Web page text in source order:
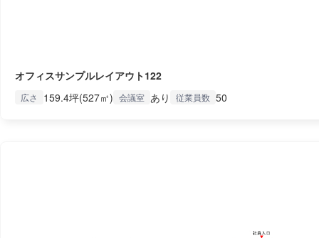
オフィスサンプルレイアウト122
広さ 159.4坪(527㎡) 会議室 あり 従業員数 50